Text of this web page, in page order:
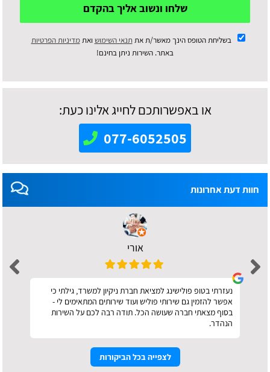
שלחו ונשוב אליך בהקדם
בשליחת הטופס הינך מאשר/ת את תנאי השימוש ואתמדיניות הפרטיות
באתר. השירות ניתן בחינם!
או באפשרותכם לחייג אלינו כעת:
077-6052505
חוות דעת אחרונות
אורי
נעזרתי בטופ פולישינג למציאת חברת ניקיון למשרד, גילתי כי
אפשר להזמין גם שירותי פוליש ועוד שירותים המתאימים לי -
בסוף מצאתי חברה שעושה הכל. תודה רבה לכם על השירות
הנהדר.
לצפייה בכל הביקורות